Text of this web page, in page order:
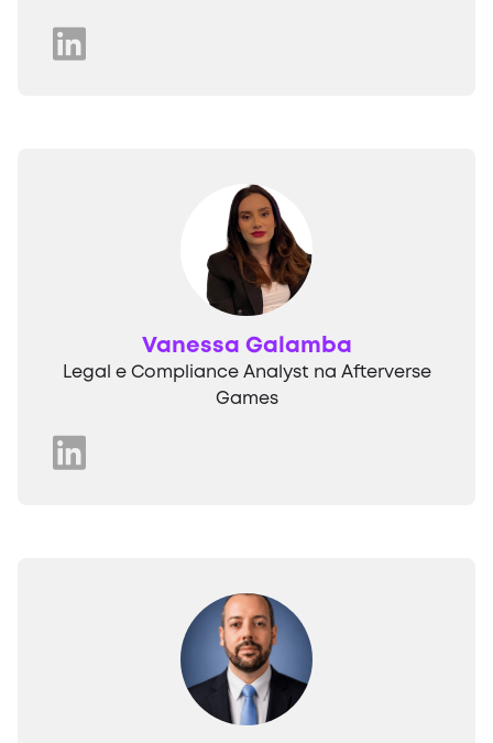
Vanessa Galamba
Legal e Compliance Analyst na Afterverse
Games